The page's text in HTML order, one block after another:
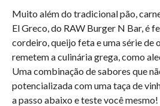
Muito além do tradicional pão,
El Greco, do RAW Burger N Bar, é
cordeiro, queijo feta e uma série de
remetem a culinária grega, como
Uma combinação de sabores que
potencializada com uma taça de
a passo abaixo e teste você mesmo!